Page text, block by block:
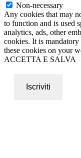
Non-necessary
Any cookies that may
to function and is used
analytics, ads, other
cookies. It is
these cookies on your
ACCETTA E SALVA
Iscriviti